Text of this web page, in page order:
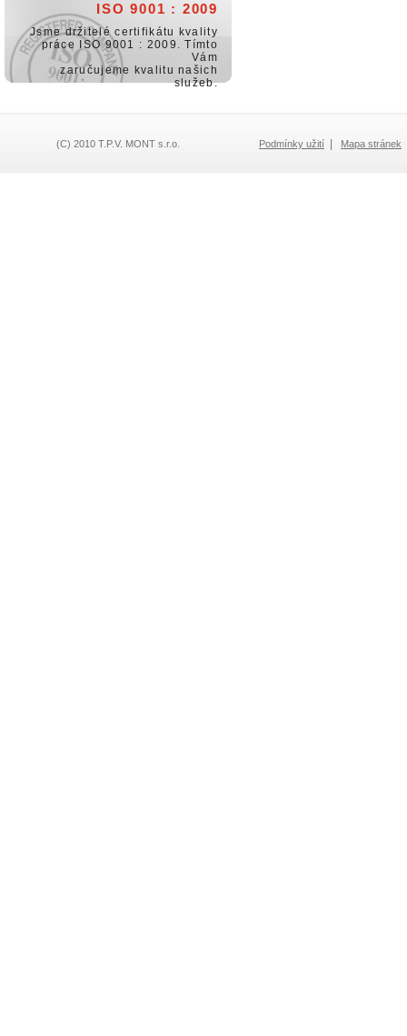
ISO 9001 : 2009
Jsme držitelé certifikátu kvality
práce ISO 9001 : 2009. Tímto
Vám
zaručujeme kvalitu našich
služeb.
(C) 2010 T.P.V. MONT s.r.o. Podmínky užití Mapa stránek